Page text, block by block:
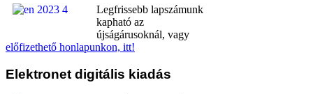
Legfrissebb lapszámunk
kapható az
újságárusoknál, vagy
előfizethető honlapunkon, itt!
Elektronet digitális kiadás